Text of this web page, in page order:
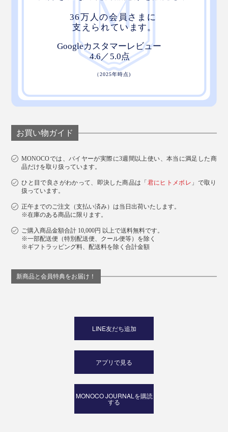
お買い物ガイド
MONOCOでは、バイヤーが実際に3週間以上使い、本当に満足した商
品だけを取り扱っています。
ひと目で良さがわかって、即決した商品は「 君にヒトメボレ 」で取り
扱っています。
正午までのご注文（支払い済み）は当日出荷いたします。
※在庫のある商品に限ります。
ご購入商品金額合計 10,000円 以上で送料無料です。
※一部配送便（特別配送便、クール便等）を除く
※ギフトラッピング料、配送料を除く合計金額
新商品と会員特典をお届け！
LINE友だち追加
アプリで見る
MONOCO JOURNALを購読
する